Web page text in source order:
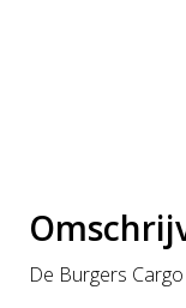
De Burgers